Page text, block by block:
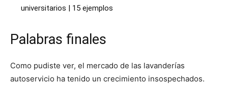
universitarios | 15 ejemplos
Palabras finales
Como pudiste ver, el mercado de las lavanderías
autoservicio ha tenido un crecimiento insospechados.